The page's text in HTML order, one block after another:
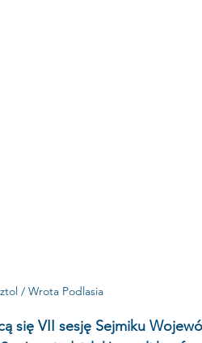
/ Wrota Podlasia
się VII sesję Sejmiku